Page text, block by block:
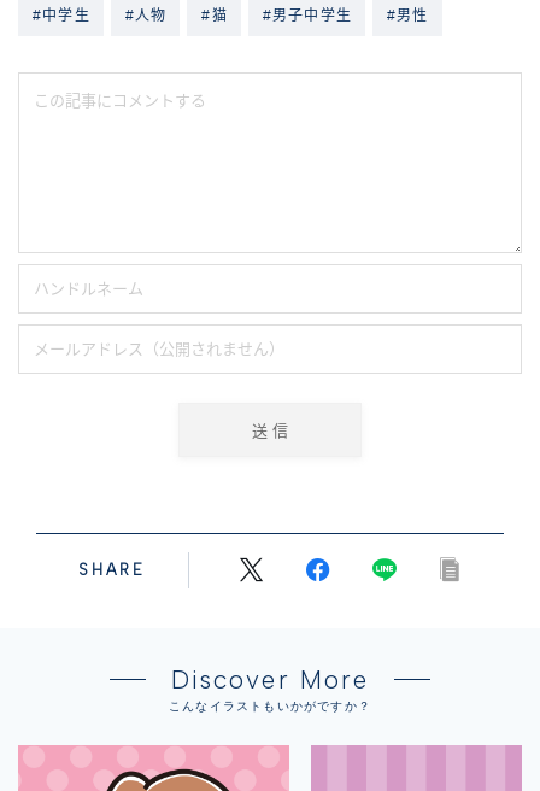
#中学生 #人物 #猫 #男子中学生 #男性
SHARE
Discover More
こんなイラストもいかがですか？